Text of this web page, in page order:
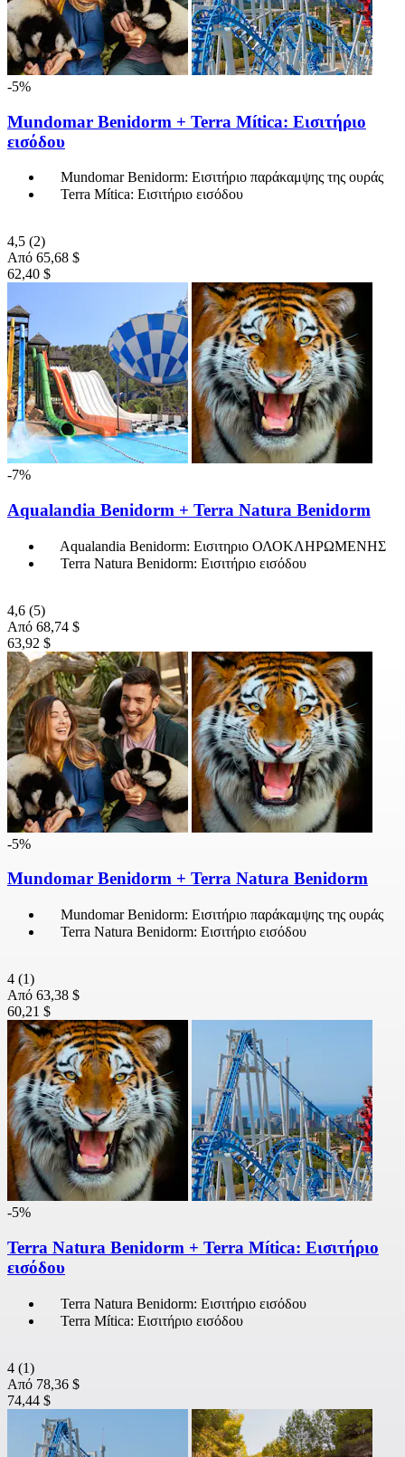
-5%
Mundomar Benidorm + Terra Mítica: Εισιτήριο
εισόδου
Mundomar Benidorm: Εισιτήριο παράκαμψης της ουράς
Terra Mítica: Εισιτήριο εισόδου
4,5 (2)
Από 65,68 $
62,40 $
-7%
Aqualandia Benidorm + Terra Natura Benidorm
Aqualandia Benidorm: Εισιτηριο ΟΛΟΚΛΗΡΩΜΕΝΗΣ
Terra Natura Benidorm: Εισιτήριο εισόδου
4,6 (5)
Από 68,74 $
63,92 $
-5%
Mundomar Benidorm + Terra Natura Benidorm
Mundomar Benidorm: Εισιτήριο παράκαμψης της ουράς
Terra Natura Benidorm: Εισιτήριο εισόδου
4 (1)
Από 63,38 $
60,21 $
-5%
Terra Natura Benidorm + Terra Mítica: Εισιτήριο
εισόδου
Terra Natura Benidorm: Εισιτήριο εισόδου
Terra Mítica: Εισιτήριο εισόδου
4 (1)
Από 78,36 $
74,44 $